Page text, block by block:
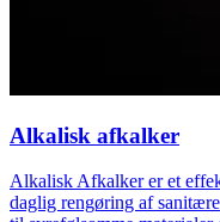
Alkalisk afkalker
Alkalisk Afkalker er et
daglig rengøring af